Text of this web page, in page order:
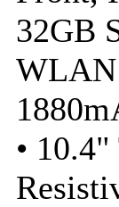
32GB
WLAN
•